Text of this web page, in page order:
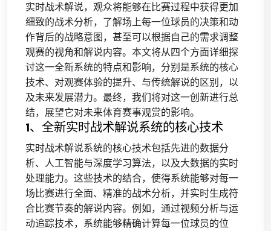
实时战术解说，观众将能够在比赛过程中获得更加
细致的战术分析，了解场上每一位球员的决策和动
作背后的战略意图，甚至可以根据自己的需求调整
观赛的视角和解说内容。本文将从四个方面详细探
讨这一全新系统的特点和影响，分别是系统的核心
技术、对观赛体验的提升、与传统解说的区别，以
及未来发展潜力。最终，我们将对这一创新进行总
结，展望它对未来体育赛事观赏的影响。
1、全新实时战术解说系统的核心技术
实时战术解说系统的核心技术包括先进的数据分
析、人工智能与深度学习算法，以及大数据的实时
处理能力。这些技术的结合，使得系统能够对每一
场比赛进行全面、精准的战术分析，并实时生成符
合比赛节奏的解说内容。例如，通过视频分析与运
动追踪技术，系统能够精确计算每一位球员的位